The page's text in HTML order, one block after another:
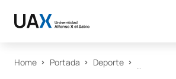
Home Portada Deporte